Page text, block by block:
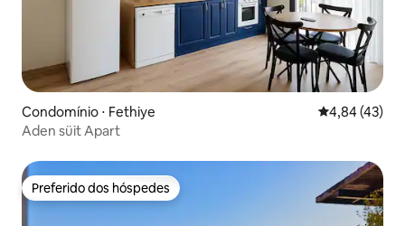
Condomínio ⋅ Fethiye 4,84 de uma
4,84 (43)
Aden süit Apart
Preferido dos hóspedes
Preferido dos hóspedes